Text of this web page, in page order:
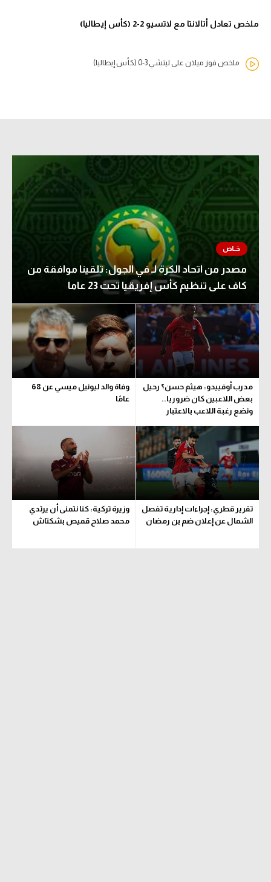
ملخص تعادل أتالانتا مع لاتسيو 2-2 (كأس إيطاليا)
ملخص فوز ميلان على ليتشي 3-0 (كأس إيطاليا)
مصدر من اتحاد الكرة لـ في الجول: تلقينا موافقة من
كاف على تنظيم كأس إفريقيا تحت 23 عاما
مدرب أوفييدو: هيثم حسن؟ رحيل
بعض اللاعبين كان ضروريا..
ونضع رغبة اللاعب بالاعتبار
وفاة والد ليونيل ميسي عن 68
عامًا
تقرير قطري: إجراءات إدارية تفصل
الشمال عن إعلان ضم بن رمضان
وزيرة تركية: كنا نتمنى أن يرتدي
محمد صلاح قميص بشكتاش